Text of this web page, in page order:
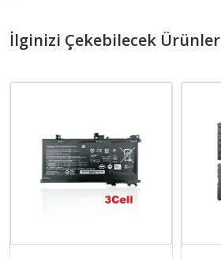
İlginizi Çekebilecek Ürünler